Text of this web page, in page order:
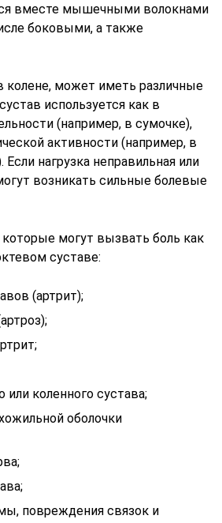
вместе мышечными волокнами
боковыми, а также
колене, может иметь различные
используется как в
(например, в сумочке),
активности (например, в
Если нагрузка неправильная или
возникать сильные болевые
могут вызвать боль как
суставе:
(артрит);
или коленного сустава;
оболочки
повреждения связок и